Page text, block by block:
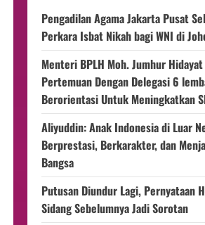
Pengadilan Agama Jakarta Pusat
Perkara Isbat Nikah bagi WNI di
Menteri BPLH Moh. Jumhur
Pertemuan Dengan Delegasi 6
Berorientasi Untuk Meningkatkan
Aliyuddin: Anak Indonesia di Luar
Berprestasi, Berkarakter, dan
Bangsa
Putusan Diundur Lagi, Pernyataan
Sidang Sebelumnya Jadi Sorotan